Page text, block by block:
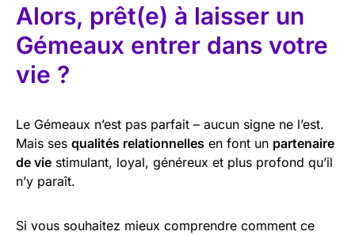
Alors, prêt(e) à laisser un
Gémeaux entrer dans votre
vie ?
Le Gémeaux n’est pas parfait – aucun signe ne l’est.
Mais ses qualités relationnelles en font un partenaire
de vie stimulant, loyal, généreux et plus profond qu’il
n’y paraît.
Si vous souhaitez mieux comprendre comment ce